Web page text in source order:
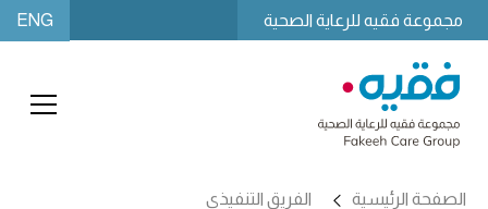
مجموعة فقيه للرعاية الصحية ENG
الصفحة الرئيسية الفريق التنفيذي